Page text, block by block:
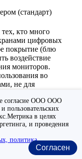
(стандарт)
кто много
цифровых
покрытие (блю
воздействие
мониторов.
во
не для
Ю.-В. Азии.
(премиум)
линзы для
за
согласие ООО ООО
в целях
и проведения
политика
Согласен